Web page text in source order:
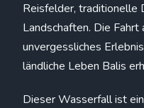
Reisfelder, traditionelle
Landschaften. Die Fahrt
unvergessliches
ländliche Leben Balis
Dieser Wasserfall ist